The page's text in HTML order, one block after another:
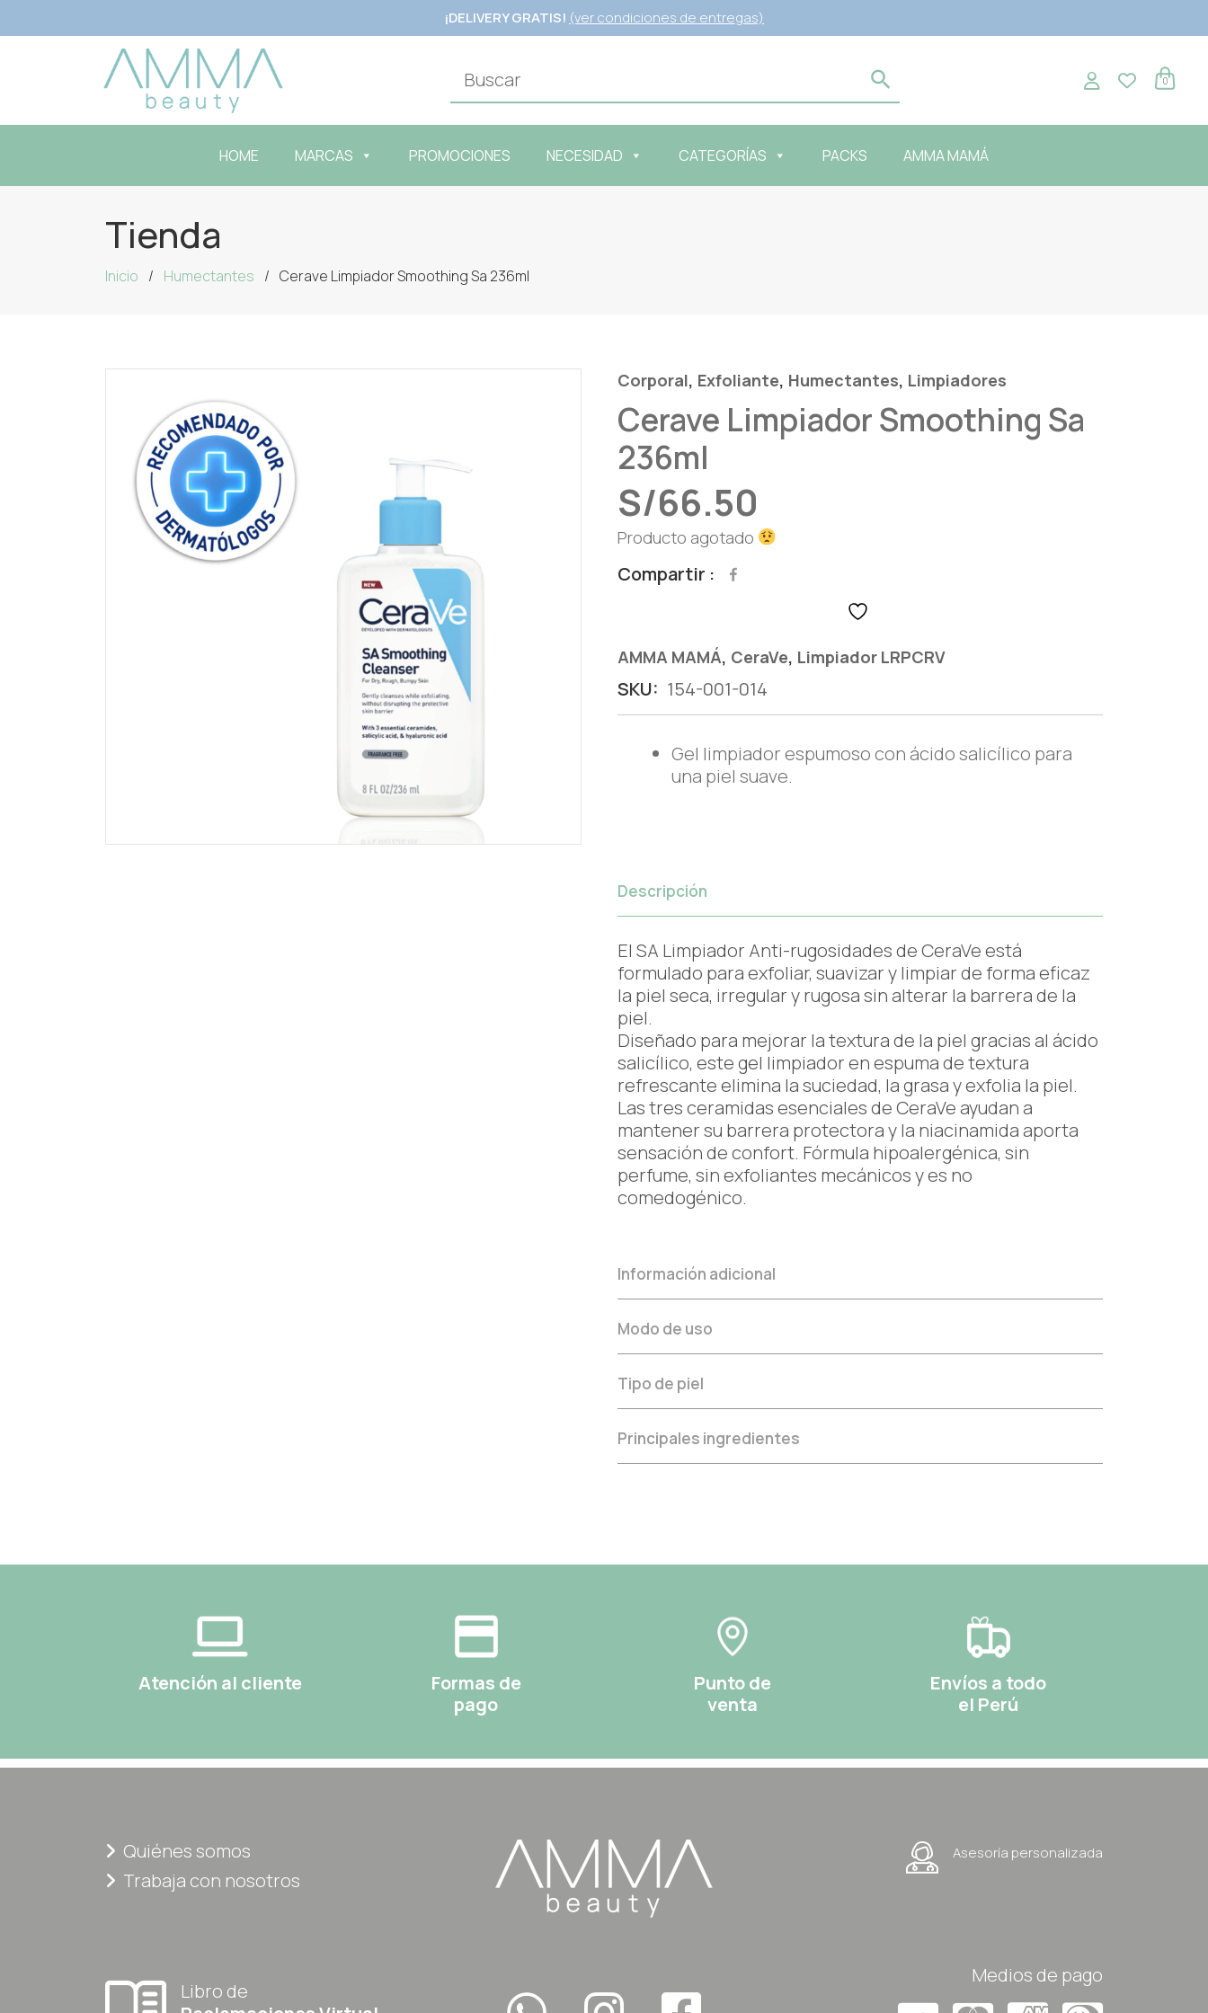
¡DELIVERY GRATIS! (ver condiciones de entregas)
0
HOME MARCAS PROMOCIONES NECESIDAD CATEGORÍAS PACKS AMMA MAMÁ
Tienda
Inicio Humectantes Cerave Limpiador Smoothing Sa 236ml
Corporal, Exfoliante, Humectantes, Limpiadores
Cerave Limpiador Smoothing Sa
236ml
S/66.50
Producto agotado
Compartir
AMMA MAMÁ, CeraVe, Limpiador LRPCRV
SKU: 154-001-014
Gel limpiador espumoso con ácido salicílico para
una piel suave.
Descripción
El SA Limpiador Anti-rugosidades de CeraVe está
formulado para exfoliar, suavizar y limpiar de forma eficaz
la piel seca, irregular y rugosa sin alterar la barrera de la
piel.
Diseñado para mejorar la textura de la piel gracias al ácido
salicílico, este gel limpiador en espuma de textura
refrescante elimina la suciedad, la grasa y exfolia la piel.
Las tres ceramidas esenciales de CeraVe ayudan a
mantener su barrera protectora y la niacinamida aporta
sensación de confort. Fórmula hipoalergénica, sin
perfume, sin exfoliantes mecánicos y es no
comedogénico.
Información adicional
Modo de uso
Tipo de piel
Principales ingredientes
Atención al cliente
Formas de
pago
Punto de
venta
Envíos a todo
el Perú
Quiénes somos
Trabaja con nosotros
Libro de
Asesoría personalizada
Medios de pago